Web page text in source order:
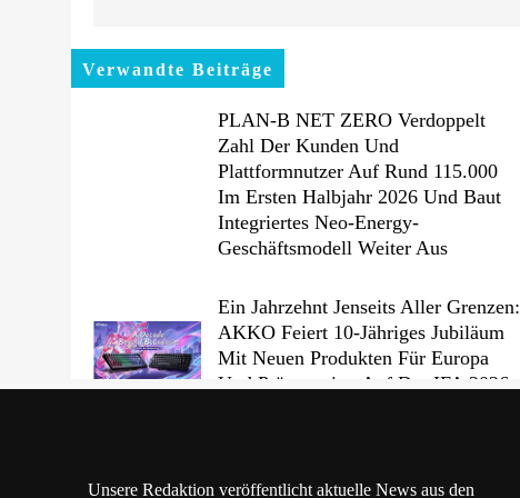
Verwandte Beiträge
PLAN-B NET ZERO Verdoppelt
Zahl Der Kunden Und
Plattformnutzer Auf Rund 115.000
Im Ersten Halbjahr 2026 Und Baut
Integriertes Neo-Energy-
Geschäftsmodell Weiter Aus
Ein Jahrzehnt Jenseits Aller Grenzen:
AKKO Feiert 10-Jähriges Jubiläum
Mit Neuen Produkten Für Europa
Und Präsentation Auf Der IFA 2026
Unsere Redaktion veröffentlicht aktuelle News aus den